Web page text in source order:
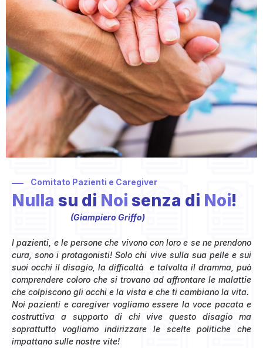
Comitato Pazienti e Caregiver
Nulla su di Noi senza di Noi!
(Giampiero Griffo)
I pazienti, e le persone che vivono con loro e se ne prendono
cura, sono i protagonisti! Solo chi vive sulla sua pelle e sui
suoi occhi il disagio, la difficoltà e talvolta il dramma, può
comprendere coloro che si trovano ad affrontare le malattie
che colpiscono gli occhi e la vista e che ti cambiano la vita.
Noi pazienti e caregiver vogliamo essere la voce pacata e
costruttiva a supporto di chi vive questo disagio ma
soprattutto vogliamo indirizzare le scelte politiche che
impattano sulle nostre vite!